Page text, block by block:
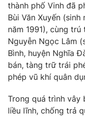
Tư vấn
Chuyên mục khác
Emagazine
Photo
Video
thành phố Vinh đã
Bùi Văn Xuyến
năm 1991), cùng
Nguyễn Ngọc Lâm
Bình, huyện Nghĩa
bán, tàng trữ trái
phép vũ khí quân
Trong quá trình vây
liều lĩnh, chống trả